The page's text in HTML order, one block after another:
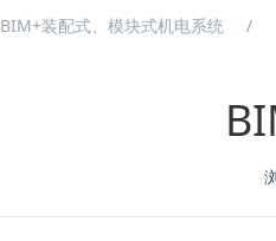
BIM+装配式、模块式机电系统